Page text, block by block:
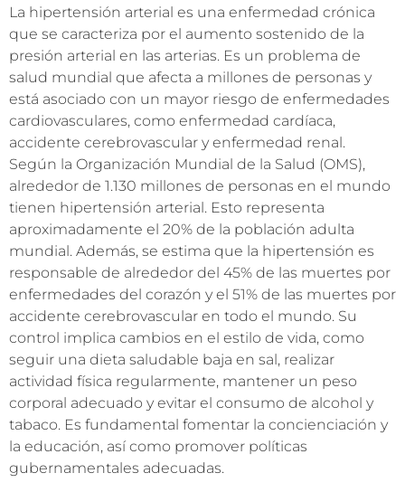
La hipertensión arterial es una enfermedad crónica
que se caracteriza por el aumento sostenido de la
presión arterial en las arterias. Es un problema de
salud mundial que afecta a millones de personas y
está asociado con un mayor riesgo de enfermedades
cardiovasculares, como enfermedad cardíaca,
accidente cerebrovascular y enfermedad renal.
Según la Organización Mundial de la Salud (OMS),
alrededor de 1.130 millones de personas en el mundo
tienen hipertensión arterial. Esto representa
aproximadamente el 20% de la población adulta
mundial. Además, se estima que la hipertensión es
responsable de alrededor del 45% de las muertes por
enfermedades del corazón y el 51% de las muertes por
accidente cerebrovascular en todo el mundo. Su
control implica cambios en el estilo de vida, como
seguir una dieta saludable baja en sal, realizar
actividad física regularmente, mantener un peso
corporal adecuado y evitar el consumo de alcohol y
tabaco. Es fundamental fomentar la concienciación y
la educación, así como promover políticas
gubernamentales adecuadas.